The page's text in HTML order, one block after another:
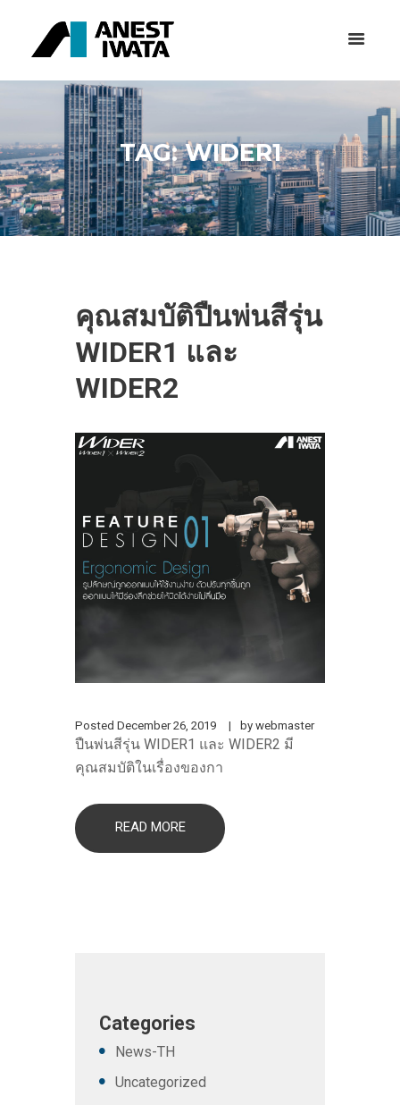
TAG: WIDER1
คุณสมบัติปืนพ่นสีรุ่น
WIDER1 และ
WIDER2
Posted December 26, 2019 bywebmaster
ปืนพ่นสีรุ่น WIDER1 และ WIDER2 มี
คุณสมบัติในเรื่องของกา
READ MORE
Categories
News-TH
Uncategorized